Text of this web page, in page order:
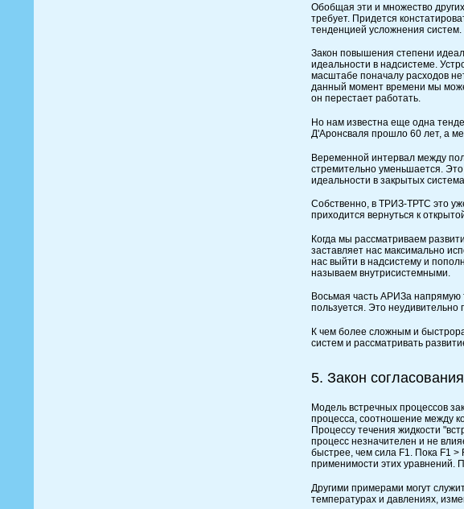
Обобщая эти и множество
требует. Придется
тенденцией усложнения систем.
Закон повышения степени
идеальности в надсистеме.
масштабе поначалу расходов
данный момент времени мы
он перестает работать.
Но нам известна еще одна
Д'Аронсваля прошло 60 лет, а
Веременной интервал между
стремительно уменьшается.
идеальности в закрытых
Собственно, в ТРИЗ-ТРТС это
приходится вернуться к
Когда мы рассматриваем
заставляет нас максимально
нас выйти в надсистему и
называем внутрисистемными.
Восьмая часть АРИЗа напрямую
пользуется. Это
К чем более сложным и
систем и рассматривать
5. Закон
Модель встречных процессов
процесса, соотношение между
Процессу течения жидкости
процесс незначителен и не
быстрее, чем сила F1. Пока F1
применимости этих уравнений.
Другими примерами могут
температурах и давлениях,